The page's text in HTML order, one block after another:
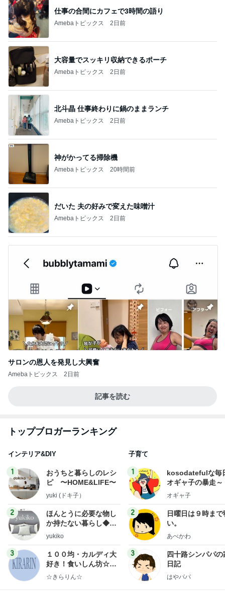
仕事の合間にカフェで3時間の語り
Amebaトピックス 2日前
大容量でスッキリ収納できるポーチ
Amebaトピックス 2日前
北斗晶 仕事終わりに鍋のままランチ
Amebaトピックス 2日前
神がかってる掃除機
Amebaトピックス 20時間前
だいた 夫の好みで変えた味噌汁
Amebaトピックス 2日前
サロンの恩人を発見し大興奮
Amebaトピックス 2日前
記事を読む
トップブロガーランキング
インテリア&DIY
1
おうちと暮らしのレシ
ピ 〜HOME&LIFE〜
yuki (ドキ子）
2
ほんとうに必要な物し
か持たない暮らし◆Ke
ep Life Simple◆〜イ
yukiko
3
１００均・カルディ大
好き！食いしん坊☆き
らりん☆のブログ
☆きらりん☆
子育て
1
kosodatefulな毎
オギャ子の暴走～
オギャ子
2
日曜日は９時まで
い。
あべかわ
3
四十路シンパパの
日記
はやパパ